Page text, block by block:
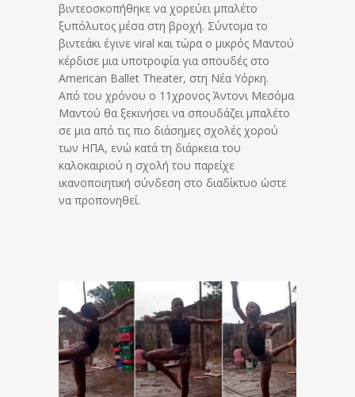
βιντεοσκοπήθηκε να χορεύει μπαλέτο
ξυπόλυτος μέσα στη βροχή. Σύντομα το
βιντεάκι έγινε viral και τώρα ο μικρός Μαντού
κέρδισε μια υποτροφία για σπουδές στο
American Ballet Theater, στη Νέα Υόρκη.
Από του χρόνου ο 11χρονος Άντονι Μεσόμα
Μαντού θα ξεκινήσει να σπουδάζει μπαλέτο
σε μια από τις πιο διάσημες σχολές χορού
των ΗΠΑ, ενώ κατά τη διάρκεια του
καλοκαιριού η σχολή του παρείχε
ικανοποιητική σύνδεση στο διαδίκτυο ώστε
να προπονηθεί.